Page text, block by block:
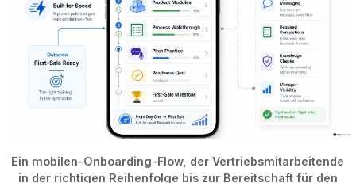
Ein mobilen-Onboarding-Flow, der Vertriebsmitarbeitende
in der richtigen Reihenfolge bis zur Bereitschaft für den